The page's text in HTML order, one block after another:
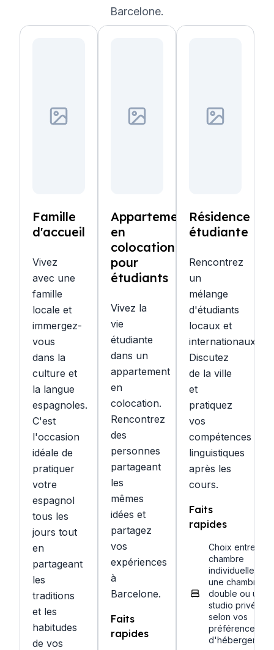
Barcelone.
Famille
d'accueil
Vivez
avec une
famille
locale et
immergez-
vous
dans la
culture et
la langue
espagnoles.
C'est
l'occasion
idéale de
pratiquer
votre
espagnol
tous les
jours tout
en
partageant
les
traditions
et les
habitudes
de vos
Appartement
en
colocation
pour
étudiants
Vivez la
vie
étudiante
dans un
appartement
en
colocation.
Rencontrez
des
personnes
partageant
les
mêmes
idées et
partagez
vos
expériences
à
Barcelone.
Faits
rapides
Résidence
étudiante
Rencontrez
un
mélange
d'étudiants
locaux et
internationaux.
Discutez
de la ville
et
pratiquez
vos
compétences
linguistiques
après les
cours.
Faits
rapides
Choix entre une
chambre
individuelle,
une chambre
double ou un
studio privé,
selon vos
préférences
d'hébergement.